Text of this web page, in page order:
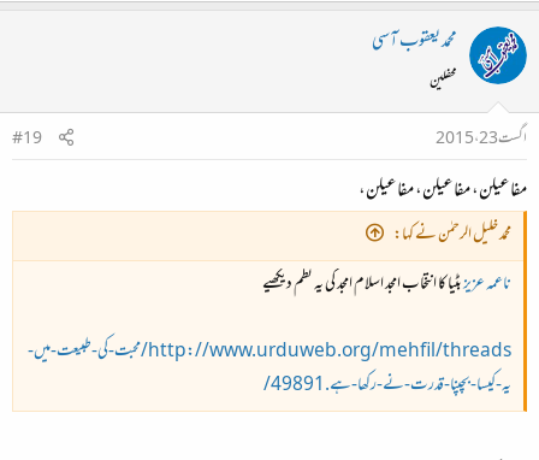
محمد یعقوب آسی
محفلین
اگست 23، 2015
#19
مفاعیلن، مفاعیلن، مفاعیلن،
محمد خلیل الرحمٰن نے کہا:
ناعمہ عزیزبٹیا کا انتخاب امجد اسلام امجد کی یہ نظم دیکھیے
http://www.urduweb.org/mehfil/threads/محبت-کی-طبیعت-میں-
یہ-کیسا-بچپنا-قدرت-نے-رکھا-ہے.49891/